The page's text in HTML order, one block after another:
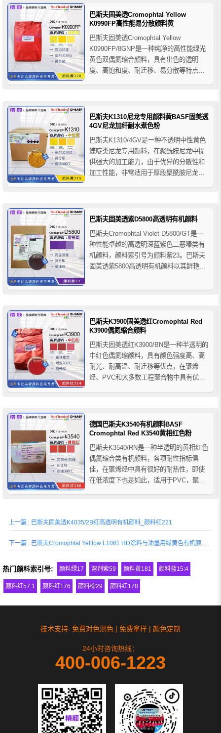
带、电缆、注塑成型和聚丙烯纤维等应
用，推荐用于柔性PVC汽车内饰应...
巴斯夫固美透Cromophtal Yellow
K0990FP高性能易分散颜料黄
巴斯夫固美透Cromophtal Yellow
K0990FP/8GNP是一种纯净的高性能绿光
黄色双偶氮缩合颜料，具有出色的透明
度、高饱和度、耐迁移、易分散等特点，
PVC和聚丙烯PP。
巴斯夫K1310尼龙专用颜料黄BASF固美透
4GV尼龙加纤耐水煮色粉
巴斯夫K1310/4GV是一种不透明中性黄色
蝶啶类尼龙专用颜料，在聚酰胺尼龙中提
供强大的加工能力，由于优异的分散性和
加工性能，非常适用于厚段聚酰胺尼龙应
巴斯夫固美透紫D5800高透明有机颜料
巴斯夫Cromophtal Violet D5800/GT是一
种性能卓越的高透明深蓝紫色二恶嗪类有
机颜料，颜料索引号为颜料紫23。巴斯夫
固美透紫5800高透明有机颜料以其鲜艳的
迁移性和优异的分散性能著称，广泛应用
巴斯夫K3900固美透红Cromophtal Red
K3900偶氮缩合颜料
巴斯夫固美透红K3900/BN是一种半透明的
中红色偶氮缩颜料，具有颜色强度高、高
耐光、耐高温、耐迁移等优点，在聚烯
烃、PVC和大多数工程聚合物中具有优良
要求无同色异谱现象的用途，比如汽车内
饰的软质聚氯乙烯部件...
德国巴斯夫K3540有机颜料BASF
Cromophtal Red K3540黄相红色粉
巴斯夫K3540/RN是一种半透明的黄相红色
偶氮缩合类有机颜料，各项耐性指标俱
佳，在聚烯烃中具有很好的耐热性，即使
在低浓度下也是如此，适用于PVC，聚烯
汽车内饰，推荐用于聚氯乙烯和聚烯烃材
上一篇 : 巴斯夫固美透K4035/2B红高透明有机颜料_颜料红221
热门颜料索引号: 颜料绿17 溶剂紫59 颜料黄181 颜料蓝15:4
颜料红57:1 颜料红176 颜料棕29 颜料红178
技术支持: 免费对色测色 | 免费拿样 | 颜色定制
24小时咨询热线：
400-006-1223